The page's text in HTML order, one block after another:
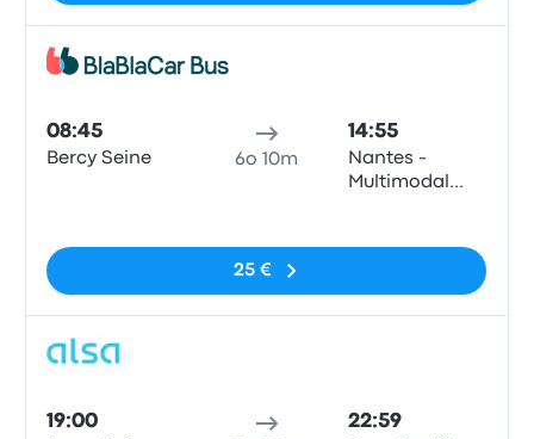
08:45
Bercy Seine 6o 10m
14:55
Nantes -
Multimodal
25 €
19:00 22:59